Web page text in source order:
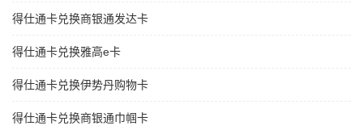
得仕通卡兑换商银通发达卡
得仕通卡兑换雅高e卡
得仕通卡兑换伊势丹购物卡
得仕通卡兑换商银通巾帼卡